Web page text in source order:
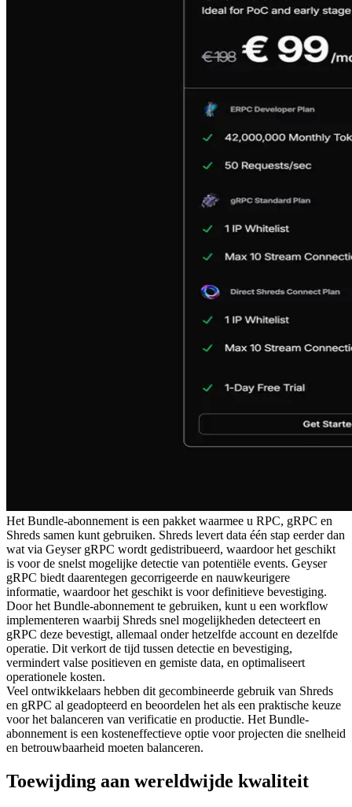
Het Bundle-abonnement is een pakket waarmee u RPC, gRPC en
Shreds samen kunt gebruiken. Shreds levert data één stap eerder dan
wat via Geyser gRPC wordt gedistribueerd, waardoor het geschikt
is voor de snelst mogelijke detectie van potentiële events. Geyser
gRPC biedt daarentegen gecorrigeerde en nauwkeurigere
informatie, waardoor het geschikt is voor definitieve bevestiging.
Door het Bundle-abonnement te gebruiken, kunt u een workflow
implementeren waarbij Shreds snel mogelijkheden detecteert en
gRPC deze bevestigt, allemaal onder hetzelfde account en dezelfde
operatie. Dit verkort de tijd tussen detectie en bevestiging,
vermindert valse positieven en gemiste data, en optimaliseert
operationele kosten.
Veel ontwikkelaars hebben dit gecombineerde gebruik van Shreds
en gRPC al geadopteerd en beoordelen het als een praktische keuze
voor het balanceren van verificatie en productie. Het Bundle-
abonnement is een kosteneffectieve optie voor projecten die snelheid
en betrouwbaarheid moeten balanceren.
Toewijding aan wereldwijde kwaliteit